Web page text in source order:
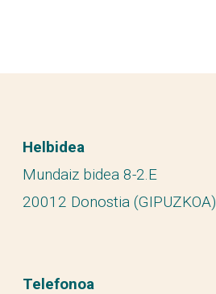
Helbidea
Mundaiz bidea 8-2.E
20012 Donostia (GIPUZKOA)
Telefonoa